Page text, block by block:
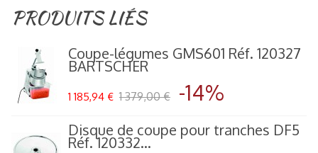
PRODUITS LIÉS
Coupe-légumes GMS601 Réf. 120327
BARTSCHER
1 185,94 € 1 379,00 € -14%
Disque de coupe pour tranches DF5
Réf. 120332...